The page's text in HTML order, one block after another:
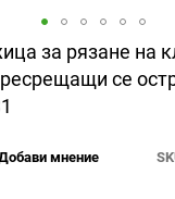
за рязане на
се
мнение